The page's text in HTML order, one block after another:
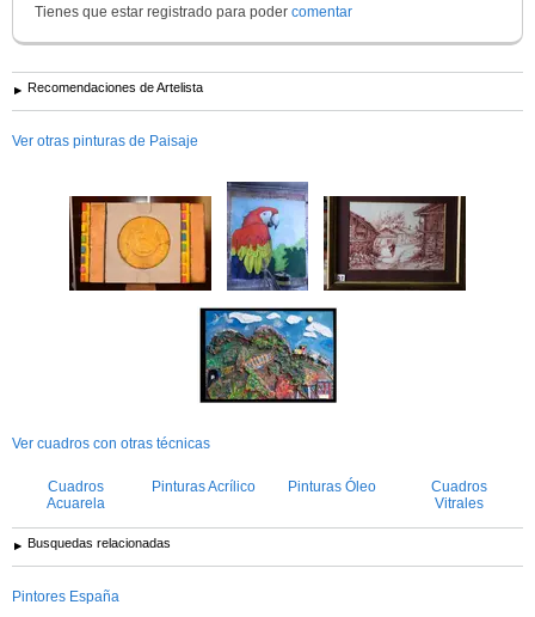
Tienes que estar registrado para poder comentar
Recomendaciones de Artelista
Ver otras pinturas de Paisaje
Ver cuadros con otras técnicas
Cuadros
Acuarela
Pinturas Acrílico Pinturas Óleo
Cuadros
Vitrales
Busquedas relacionadas
Pintores España